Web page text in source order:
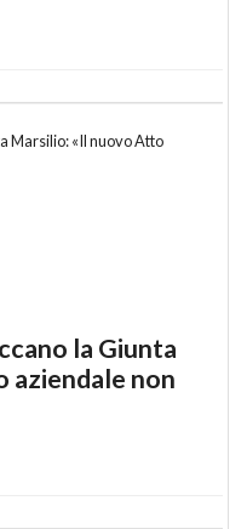
la Giunta
aziendale non